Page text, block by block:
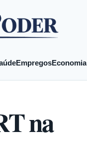
EmpregosEconomia
na